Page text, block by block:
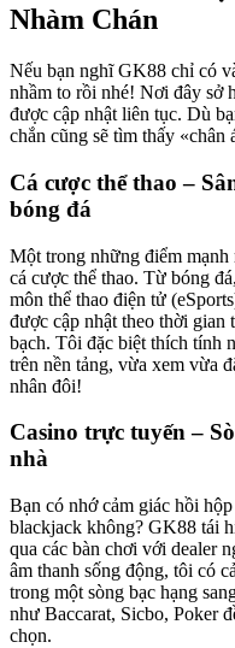
Nhàm Chán
Nếu bạn nghĩ GK88 chỉ có
nhầm to rồi nhé! Nơi đây sở
được cập nhật liên tục. Dù
chắn cũng sẽ tìm thấy «chân
Cá cược thể thao –
bóng đá
Một trong những điểm
cá cược thể thao. Từ bóng
môn thể thao điện tử
được cập nhật theo thời gian
bạch. Tôi đặc biệt thích tính
trên nền tảng, vừa xem vừa
nhân đôi!
Casino trực tuyến –
nhà
Bạn có nhớ cảm giác hồi
blackjack không? GK88 tái
qua các bàn chơi với dealer
âm thanh sống động, tôi có
trong một sòng bạc hạng
như Baccarat, Sicbo, Poker
chọn.